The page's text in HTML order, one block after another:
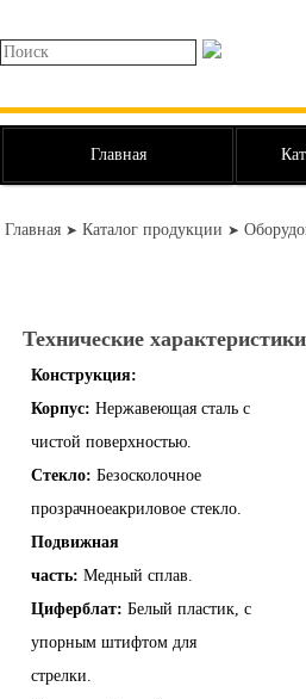
Главная
Главная ➤ Каталог продукции ➤
Технические характеристики
Конструкция:
Корпус: Нержавеющая сталь с
чистой поверхностью.
Стекло: Безосколочное
прозрачноеакриловое стекло.
Подвижная
часть: Медный сплав.
Циферблат: Белый пластик, с
упорным штифтом для
стрелки.